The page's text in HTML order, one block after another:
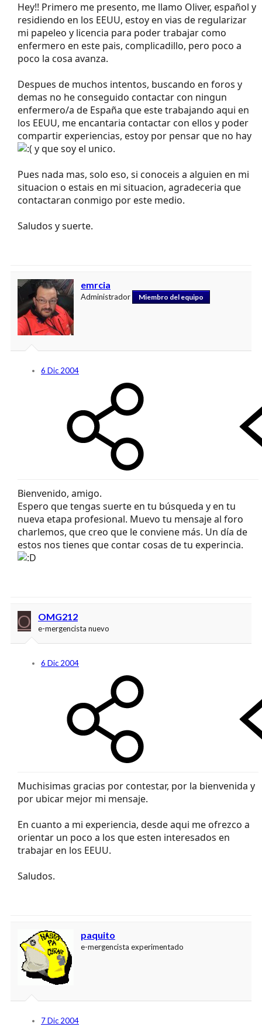
Hey!! Primero me presento, me llamo Oliver, español y
residiendo en los EEUU, estoy en vias de regularizar
mi papeleo y licencia para poder trabajar como
enfermero en este pais, complicadillo, pero poco a
poco la cosa avanza.
Despues de muchos intentos, buscando en foros y
demas no he conseguido contactar con ningun
enfermero/a de España que este trabajando aqui en
los EEUU, me encantaria contactar con ellos y poder
compartir experiencias, estoy por pensar que no hay
y que soy el unico.
Pues nada mas, solo eso, si conoceis a alguien en mi
situacion o estais en mi situacion, agradeceria que
contactaran conmigo por este medio.
Saludos y suerte.
emrcia
Administrador Miembro del equipo
6 Dic 2004
Bienvenido, amigo.
Espero que tengas suerte en tu búsqueda y en tu
nueva etapa profesional. Muevo tu mensaje al foro
charlemos, que creo que le conviene más. Un día de
estos nos tienes que contar cosas de tu experincia.
O OMG212
e-mergencista nuevo
6 Dic 2004
Muchisimas gracias por contestar, por la bienvenida y
por ubicar mejor mi mensaje.
En cuanto a mi experiencia, desde aqui me ofrezco a
orientar un poco a los que esten interesados en
trabajar en los EEUU.
Saludos.
paquito
e-mergencista experimentado
7 Dic 2004